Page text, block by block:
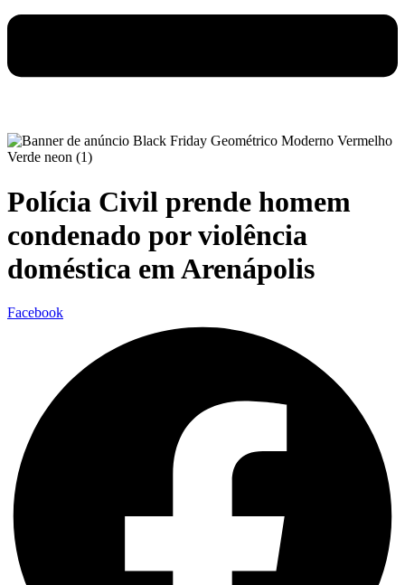
Polícia Civil prende homem
condenado por violência
doméstica em Arenápolis
Facebook